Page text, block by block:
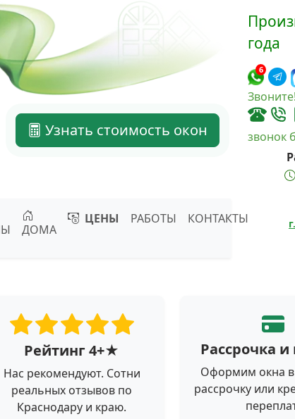
Узнать стоимость окон
ДОМА
ЦЕНЫ РАБОТЫ КОНТАКТЫ
года
6
звонок
Рейтинг 4+★
Нас рекомендуют. Сотни
реальных отзывов по
Краснодару и краю.
Рассрочка и
Оформим окна
рассрочку или